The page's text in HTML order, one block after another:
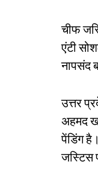
चीफ
एंटी
नापसंद
उत्तर
अहमद
पेंडिंग
जस्टिस